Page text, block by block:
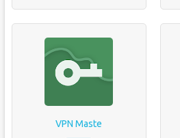
VPN Maste